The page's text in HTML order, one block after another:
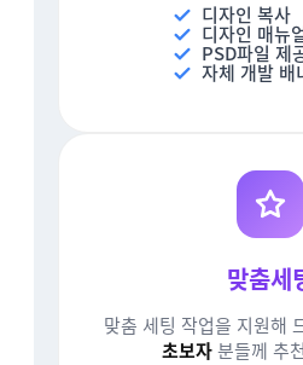
디자인 복사
디자인 매뉴
PSD파일 제
자체 개발 배
맞춤세
맞춤 세팅 작업을 지원해
초보자분들께 추